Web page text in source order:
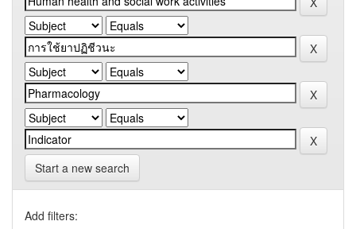
Start a new search
Add filters: